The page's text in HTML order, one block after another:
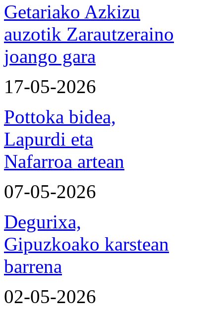
Getariako Azkizu
auzotik Zarautzeraino
joango gara
17-05-2026
Pottoka bidea,
Lapurdi eta
Nafarroa artean
07-05-2026
Degurixa,
Gipuzkoako karstean
barrena
02-05-2026